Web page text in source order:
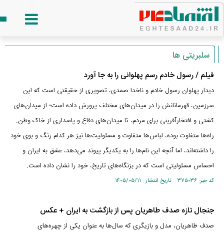
سلبریتی ها
فیلم / رسول خادم رسم پهلوانی را به جا آورد
دیدار پهلوان رسول خادم و ناخدا صمدی، تصویری از حقیقتی است که این
سرزمین، قهرمانانش را در میدان‌های مختلف پرورش داده است؛ از میدان‌های
کشتی و افتخارآفرینی برای مردم، تا میدان‌های دفاع و پاسداری از خاک وطن.
راه‌ها متفاوت بوده، لباس‌ها متفاوت و مسئولیت‌ها نیز هر کدام رنگ و بوی خود
را داشته‌اند، اما آنچه این نام‌ها را به یکدیگر پیوند می‌دهد، عشق به ایران و
احساس مسئولیتی است که در بزنگاه‌های تاریخ، خود را نشان داده است.
کد خبر: ۳۷۵۰۳۶ تاریخ انتشار : ۱۴۰۵/۰۵/۱۱
جنجال تازه صدف طاهریان پس از بازگشت به ایران + عکس
صدف طاهریان، مدل و بازیگری که سال‌ها به عنوان یکی از چهره‌های